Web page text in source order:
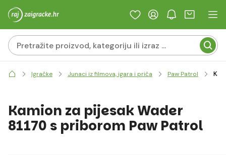
Igračke Junaci iz filmova, igara i priča Paw Patrol
Kamion za pijesak Wader
81170 s priborom Paw Patrol